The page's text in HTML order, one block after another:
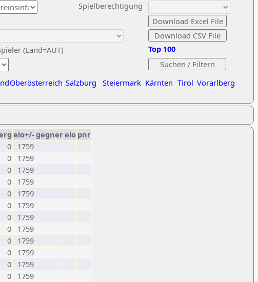
(Land=AUT)
Spielberechtigung
Oberösterreich Salzburg Steiermark Kärnten Tirol Vorarlberg
Top 100
elo+/-gegnerelo pnr
0
1759
0
1759
0
1759
0
1759
0
1759
0
1759
0
1759
0
1759
0
1759
0
1759
0
1759
0
1759